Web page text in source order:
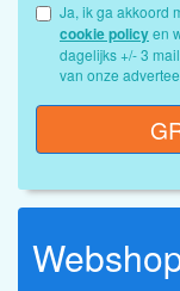
Ja, ik ga akkoord
cookie policy
dagelijks +/- 3 mails van DutchEuro met
van onze